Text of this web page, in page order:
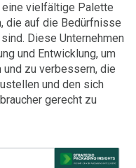
vielfältige Palette
die auf die Bedürfnisse
Diese Unternehmen
und Entwicklung, um
zu verbessern, die
und den sich
gerecht zu